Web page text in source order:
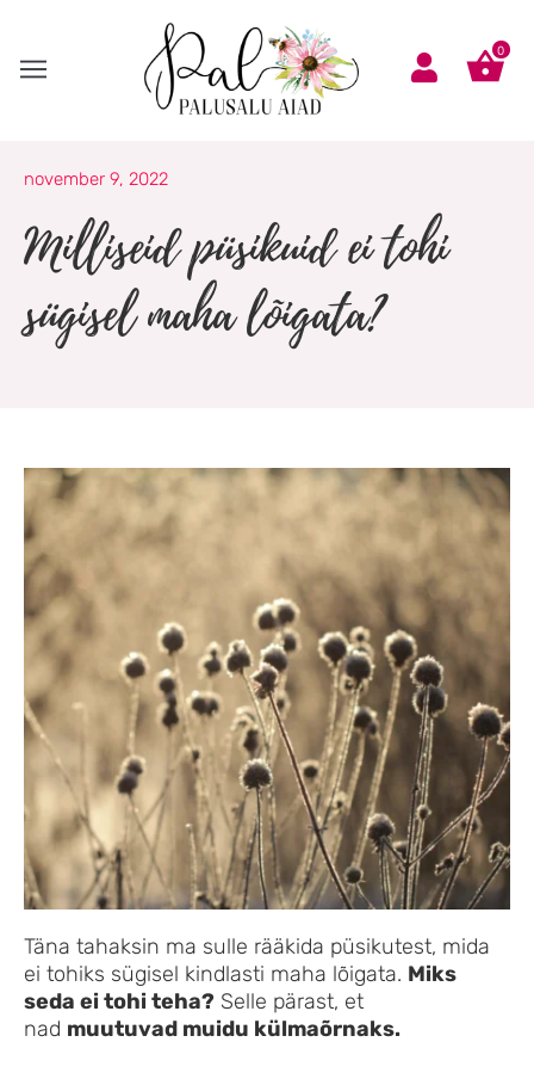
content
0
november 9, 2022
Milliseid püsikuid ei tohi
sügisel maha lõigata?
Täna tahaksin ma sulle rääkida püsikutest, mida
ei tohiks sügisel kindlasti maha lõigata. Miks
seda ei tohi teha? Selle pärast, et
nad muutuvad muidu külmaõrnaks.